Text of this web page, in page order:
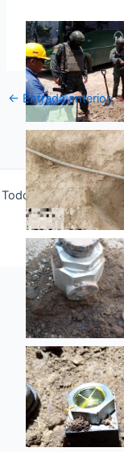
← Entrada anterior
Todos los derechos
gracias a